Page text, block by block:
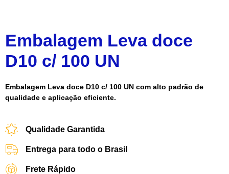
Embalagem Leva doce
D10 c/ 100 UN
Embalagem Leva doce D10 c/ 100 UN com alto padrão de
qualidade e aplicação eficiente.
Qualidade Garantida
Entrega para todo o Brasil
Frete Rápido